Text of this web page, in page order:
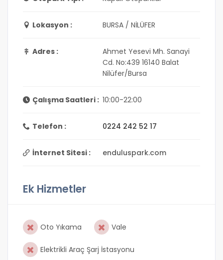
Lokasyon : BURSA / NİLÜFER
Adres :
Ahmet Yesevi Mh. Sanayi
Cd. No:439 16140 Balat
Nilüfer/Bursa
Çalışma Saatleri : 10:00-22:00
Telefon : 0224 242 52 17
İnternet Sitesi : enduluspark.com
Ek Hizmetler
Oto Yıkama Vale
Elektrikli Araç Şarj İstasyonu